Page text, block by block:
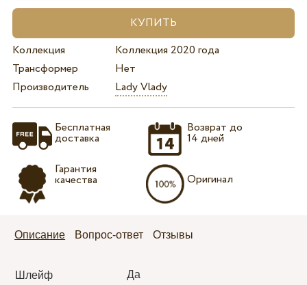
Коллекция
Коллекция 2020 года
Трансформер
Нет
Производитель
Lady Vlady
Бесплатная
доставка
Гарантия
качества
Возврат до
14 дней
Оригинал
Описание Вопрос-ответ Отзывы
Шлейф
Да